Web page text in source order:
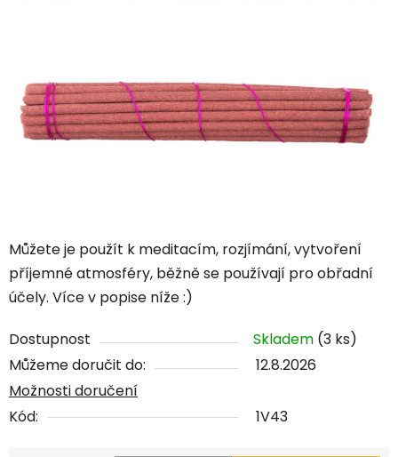
Můžete je použít k meditacím, rozjímání, vytvoření
příjemné atmosféry, běžně se používají pro obřadní
účely. Více v popise níže :)
Dostupnost Skladem (3 ks)
Můžeme doručit do:
12.8.2026
Možnosti doručení
Kód:
1V43